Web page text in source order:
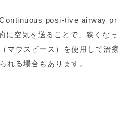
Continuous posi-tive airway pr
空気を送ることで、狭くなっ
マウスピース）を使用して治療
れる場合もあります。